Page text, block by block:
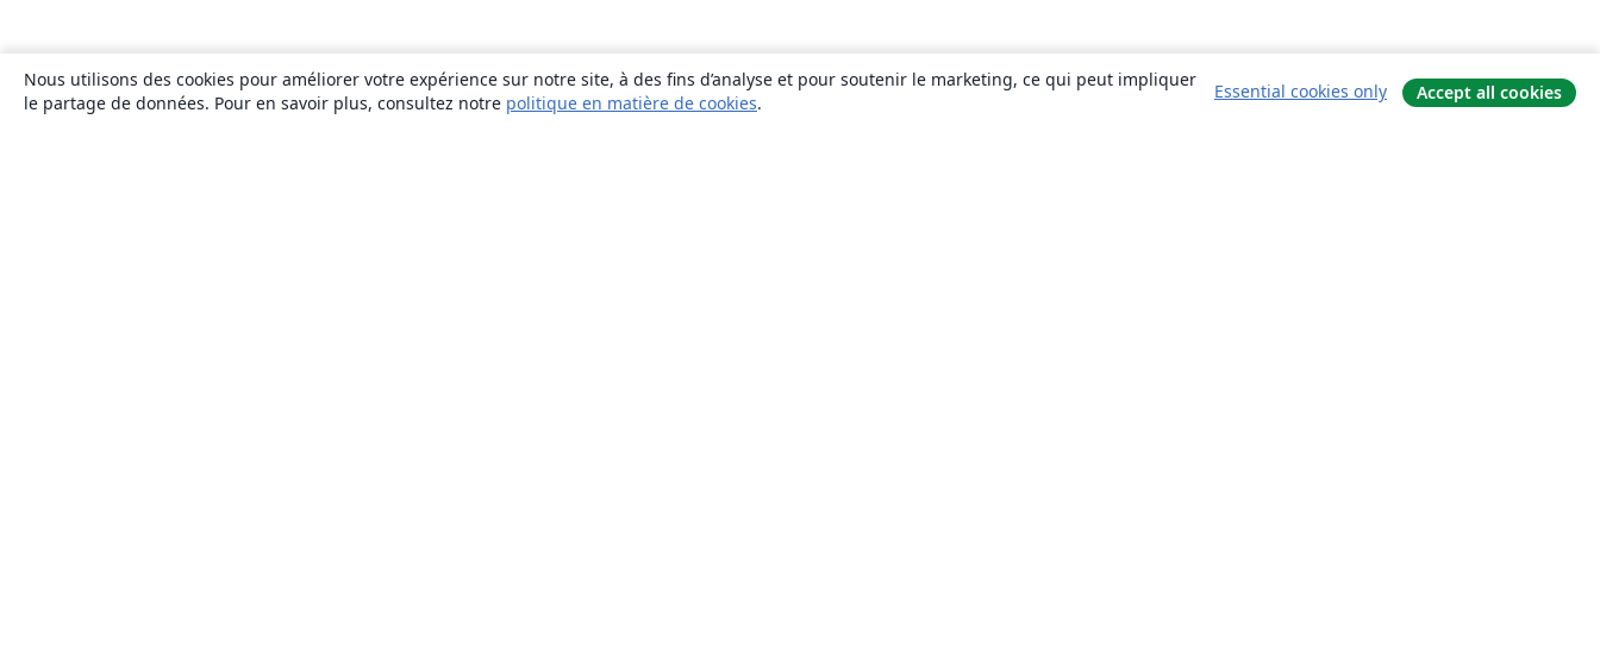
Nous utilisons des cookies pour améliorer votre expérience sur notre site, à des fins d’analyse et pour soutenir le marketing, ce qui peut impliquer
le partage de données. Pour en savoir plus, consultez notre politique en matière de cookies.
Essential cookies only Accept all cookies